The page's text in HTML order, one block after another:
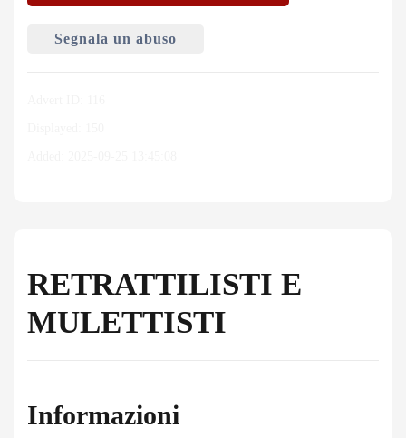
Segnala un abuso
RETRATTILISTI E
MULETTISTI
Informazioni